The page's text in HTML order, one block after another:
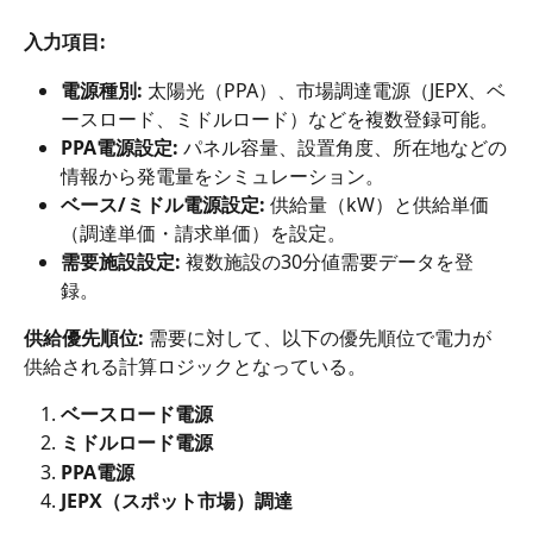
入力項目:
電源種別: 太陽光（PPA）、市場調達電源（JEPX、ベ
ースロード、ミドルロード）などを複数登録可能。
PPA電源設定: パネル容量、設置角度、所在地などの
情報から発電量をシミュレーション。
ベース/ミドル電源設定: 供給量（kW）と供給単価
（調達単価・請求単価）を設定。
需要施設設定: 複数施設の30分値需要データを登
録。
供給優先順位: 需要に対して、以下の優先順位で電力が
供給される計算ロジックとなっている。
ベースロード電源
ミドルロード電源
PPA電源
JEPX（スポット市場）調達